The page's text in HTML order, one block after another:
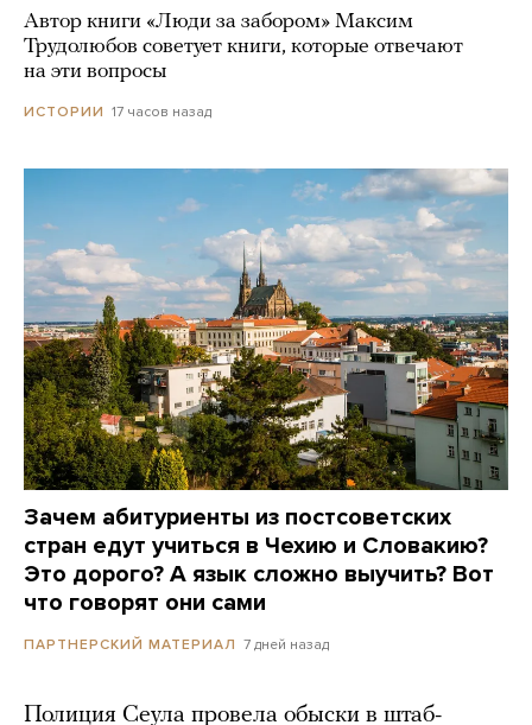
Автор книги «Люди за забором» Максим
Трудолюбов советует книги, которые отвечают
на эти вопросы
ИСТОРИИ 17 часов назад
Зачем абитуриенты из постсоветских
стран едут учиться в Чехию и Словакию?
Это дорого? А язык сложно выучить? Вот
что говорят они сами
ПАРТНЕРСКИЙ МАТЕРИАЛ 7 дней назад
Полиция Сеула провела обыски в штаб-